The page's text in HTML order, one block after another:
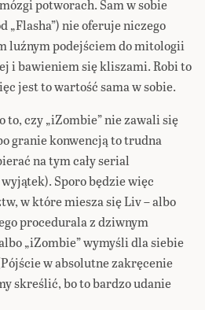
potworach. Sam w sobie
nie oferuje niczego
luźnym podejściem do mitologii
i bawieniem się kliszami. Robi to
jest to wartość sama w sobie.
to, czy „iZombie” nie zawali się
granie konwencją to trudna
na tym cały serial
Sporo będzie więc
w które miesza się Liv – albo
procedurala z dziwnym
„iZombie” wymyśli dla siebie
w absolutne zakręcenie
skreślić, bo to bardzo udanie